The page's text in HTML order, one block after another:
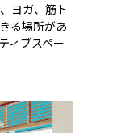
ヨガ、筋ト
る場所があ
ィブスペー